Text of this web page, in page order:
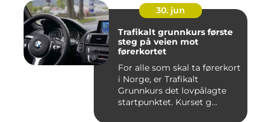
30. jun
Trafikalt grunnkurs første
steg på veien mot
førerkortet
For alle som skal ta førerkort
i Norge, er Trafikalt
Grunnkurs det lovpålagte
startpunktet. Kurset g...